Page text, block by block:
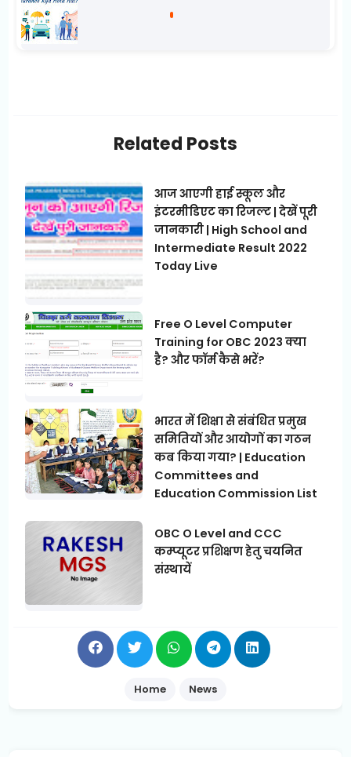
Related Posts
आज आएगी हाई स्कूल और
इंटरमीडिएट का रिजल्ट | देखें पूरी
जानकारी | High School and
Intermediate Result 2022
Today Live
Free O Level Computer
Training for OBC 2023 क्या
है? और फॉर्म कैसे भरें?
भारत में शिक्षा से संबंधित प्रमुख
समितियों और आयोगों का गठन
कब किया गया? | Education
Committees and
Education Commission List
OBC O Level and CCC
कम्प्यूटर प्रशिक्षण हेतु चयनित
संस्थायें
Home News